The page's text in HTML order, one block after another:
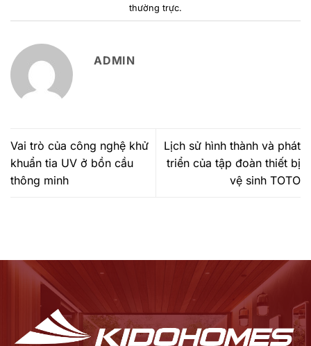
thường trực.
ADMIN
Vai trò của công nghệ khử
khuẩn tia UV ở bồn cầu
thông minh
Lịch sử hình thành và phát
triển của tập đoàn thiết bị
vệ sinh TOTO